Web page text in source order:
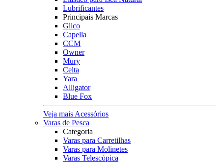
Lubrificantes
Principais Marcas
Glico
Capella
CCM
Owner
Mury
Celta
Yara
Alligator
Blue Fox
Veja mais Acessórios
Varas de Pesca
Categoria
Varas para Carretilhas
Varas para Molinetes
Varas Telescópica